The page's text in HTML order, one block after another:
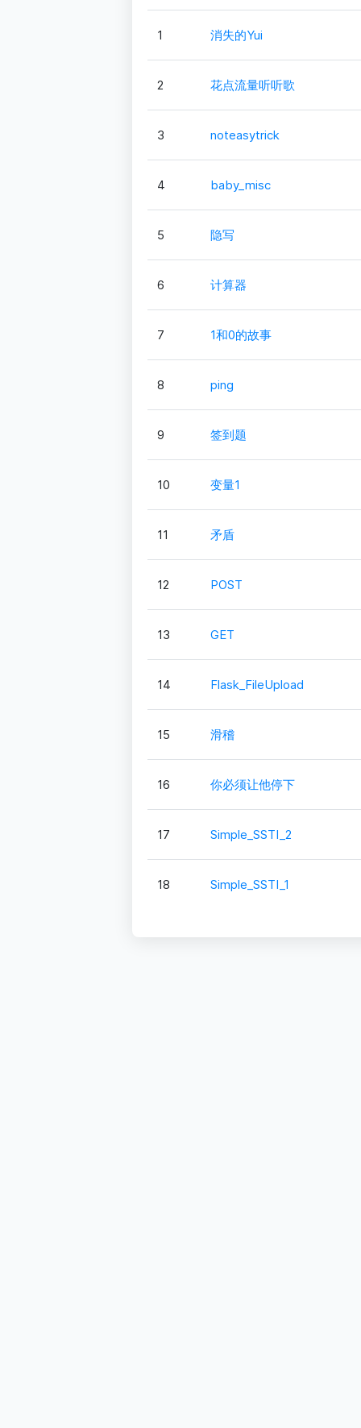
1 消失的Yui
2 花点流量听听歌
3 noteasytrick
4 baby_misc
5 隐写
6 计算器
7 1和0的故事
8 ping
9 签到题
10 变量1
11 矛盾
12 POST
13 GET
14 Flask_FileUpload
15 滑稽
16 你必须让他停下
17 Simple_SSTI_2
18 Simple_SSTI_1